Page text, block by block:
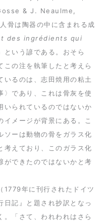
& J. Neaulme,
骨は陶器の中に含まれる成
des ingrédients qui
という諺である。おそら
この注を執筆したと考えら
いるのは、志田焼用の粘土
〉であり、これは骨灰を使
いられているのではないか
イメージが背景にある。こ
ソーは動物の骨をガラス化
考えており、このガラス化
ができたのではないかと考
年に刊行されたドイツ
日記』と題され抄訳となっ
。「さて、われわれはさら